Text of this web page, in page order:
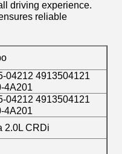
driving experience.
reliable
04212 4913504121
4A201
04212 4913504121
4A201
2.0L CRDi